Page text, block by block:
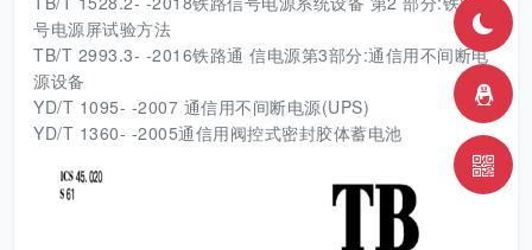
号电源屏试验方法
TB/T 2993.3- -2016铁路通 信电源第3部分:通信用不间断电
源设备
YD/T 1095- -2007 通信用不间断电源(UPS)
YD/T 1360- -2005通信用阀控式密封胶体蓄电池